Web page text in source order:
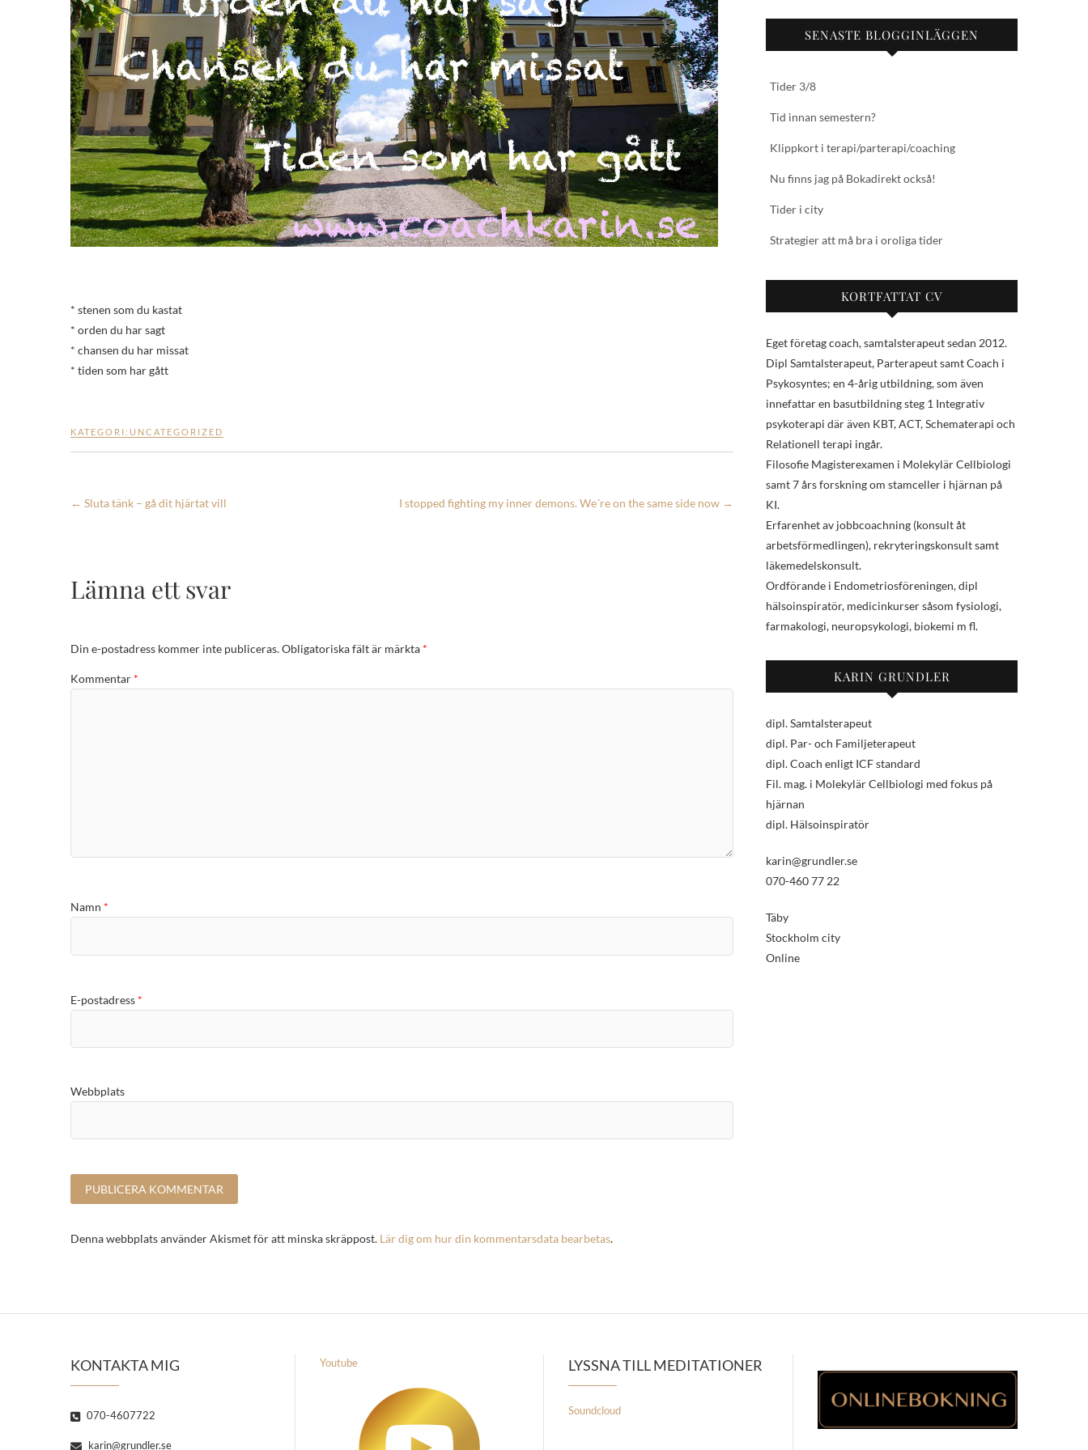
* stenen som du kastat
* orden du har sagt
* chansen du har missat
* tiden som har gått
KATEGORI: UNCATEGORIZED
← Sluta tänk – gå dit hjärtat vill I stopped fighting my inner demons. We´re on the same side now →
Lämna ett svar
Din e-postadress kommer inte publiceras.Obligatoriska fält är märkta *
Kommentar *
Namn *
E-postadress *
Webbplats
Denna webbplats använder Akismet för att minska skräppost. Lär dig om hur din kommentarsdata bearbetas.
SENASTE BLOGGINLÄGGEN
Tider 3/8
Tid innan semestern?
Klippkort i terapi/parterapi/coaching
Nu finns jag på Bokadirekt också!
Tider i city
Strategier att må bra i oroliga tider
KORTFATTAT CV
Eget företag coach, samtalsterapeut sedan 2012.
Dipl Samtalsterapeut, Parterapeut samt Coach i
Psykosyntes; en 4-årig utbildning, som även
innefattar en basutbildning steg 1 Integrativ
psykoterapi där även KBT, ACT, Schematerapi och
Relationell terapi ingår.
Filosofie Magisterexamen i Molekylär Cellbiologi
samt 7 års forskning om stamceller i hjärnan på
KI.
Erfarenhet av jobbcoachning (konsult åt
arbetsförmedlingen), rekryteringskonsult samt
läkemedelskonsult.
Ordförande i Endometriosföreningen, dipl
hälsoinspiratör, medicinkurser såsom fysiologi,
farmakologi, neuropsykologi, biokemi m fl.
KARIN GRUNDLER
dipl. Samtalsterapeut
dipl. Par- och Familjeterapeut
dipl. Coach enligt ICF standard
Fil. mag. i Molekylär Cellbiologi med fokus på
hjärnan
dipl. Hälsoinspiratör
karin@grundler.se
070-460 77 22
Täby
Stockholm city
Online
KONTAKTA MIG
070-4607722
karin@grundler.se
Youtube LYSSNA TILL MEDITATIONER
Soundcloud